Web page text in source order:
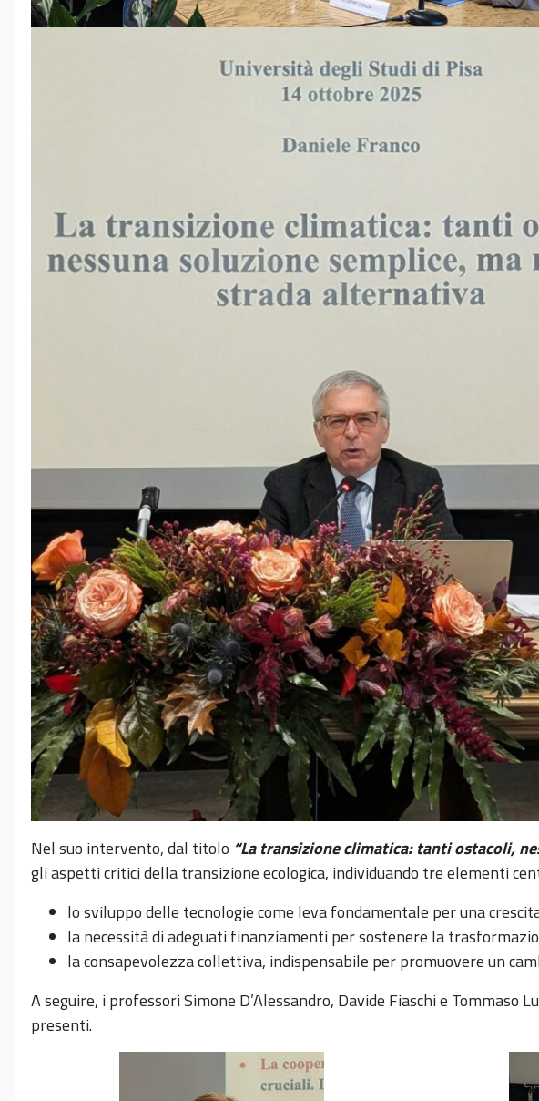
Nel suo intervento, dal titolo “La transizione climatica: tanti ostacoli,
gli aspetti critici della transizione ecologica, individuando tre elementi
lo sviluppo delle tecnologie come leva fondamentale per una
la necessità di adeguati finanziamenti per sostenere la
la consapevolezza collettiva, indispensabile per promuovere un
A seguire, i professori Simone D’Alessandro, Davide Fiaschi e
presenti.